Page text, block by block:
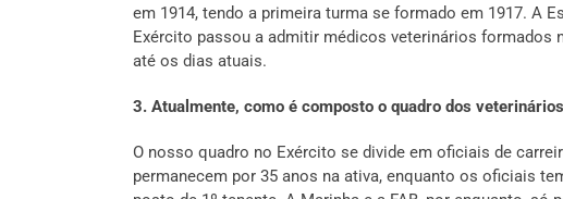
em 1914, tendo a primeira turma se formado em 1917. A
Exército passou a admitir médicos veterinários formados
até os dias atuais.
3. Atualmente, como é composto o quadro dos
O nosso quadro no Exército se divide em oficiais de
permanecem por 35 anos na ativa, enquanto os oficiais